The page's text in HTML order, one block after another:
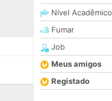
Nível Acadêmico
Fumar
Job
Meus amigos
Registado